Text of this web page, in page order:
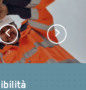
Previous Next